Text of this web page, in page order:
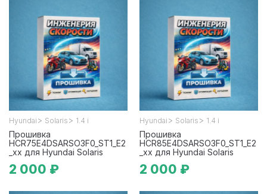
Hyundai > Solaris > 1.4 i
Прошивка
HCR75E4DSARSO3F0_ST1_E2
_xx для Hyundai Solaris
2 000 ₽
Hyundai > Solaris > 1.4 i
Прошивка
HCR85E4DSARSO3F0_ST1_E2
_xx для Hyundai Solaris
2 000 ₽